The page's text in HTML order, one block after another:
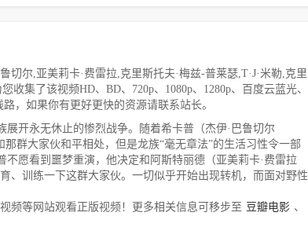
尔,亚美莉卡·费雷拉,克里斯托夫·梅兹-普莱瑟,T·J·米勒,克里
收集了该视频HD、BD、720p、1080p、1280p、百度云蓝光、
，如果你有更好更快的资源请联系站长。
开永无休止的惨烈战争。随着希卡普（杰伊·巴鲁切尔
群大家伙和平相处，但是龙族“毫无章法”的生活习性令一部
愿看到噩梦重演，他决定和阿斯特丽德（亚美莉卡·费雷拉
、训练一下这群大家伙。一切似乎开始出现转机，而面对野性
频等网站观看正版视频！更多相关信息可移步至 豆瓣电影 、